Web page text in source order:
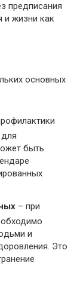
предписания
и жизни как
основных
быть
– при
и
Это